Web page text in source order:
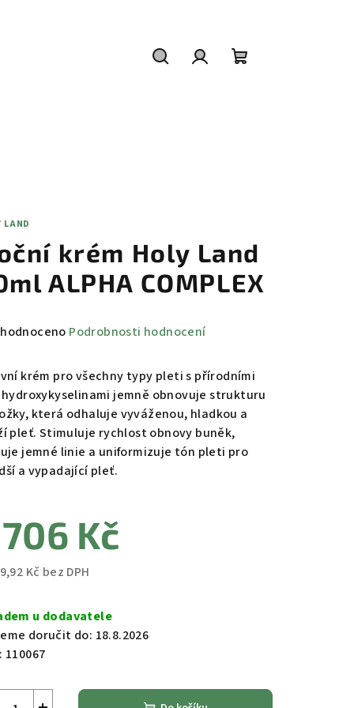
LAND
krém Holy Land
ALPHA COMPLEX
Podrobnosti hodnocení
krém pro všechny typy pleti s přírodními
jemně obnovuje strukturu
která odhaluje vyváženou, hladkou a
pleť. Stimuluje rychlost obnovy buněk,
jemné linie a uniformizuje tón pleti pro
a vypadající pleť.
Kč
Kč bez DPH
u dodavatele
doručit do: 18.8.2026
110067